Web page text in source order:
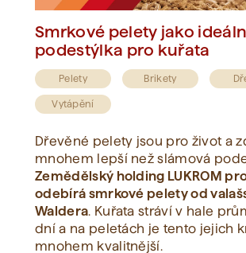
Smrkové pelety jako
podestýlka pro kuřata
Pelety Brikety
Vytápění
Dřevěné pelety jsou pro život a
mnohem lepší než slámová
Zemědělský holding LUKROM
odebírá smrkové pelety od
Waldera. Kuřata stráví v hale
dní a na peletách je tento jejich
mnohem kvalitnější.